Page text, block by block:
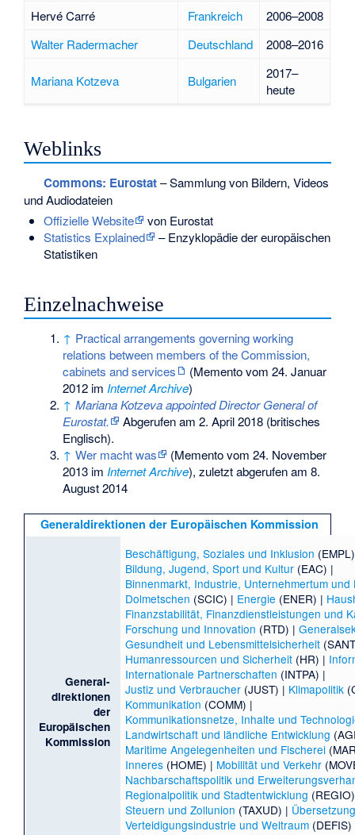
Hervé Carré Frankreich
2006–2008
Walter Radermacher
Deutschland 2008–2016
Mariana Kotzeva Bulgarien
2017–
heute
Weblinks
Commons: Eurostat– Sammlung von Bildern, Videos
und Audiodateien
Offizielle Website
von Eurostat
Statistics Explained
– Enzyklopädie der europäischen
Statistiken
Einzelnachweise
↑ Practical arrangements governing working
relations between members of the Commission,
cabinets and services
(Mementovom 24. Januar
2012 imInternet Archive)
↑ Mariana Kotzeva appointed Director General of
Eurostat.
Abgerufen am 2. April 2018 (britisches
Englisch).
↑ Wer macht was (Mementovom 24. November
2013 imInternet Archive), zuletzt abgerufen am 8.
August 2014
Generaldirektionen der Europäischen Kommission
General-
direktionen
der
Europäischen
Kommission
Beschäftigung, Soziales und Inklusion
Bildung, Jugend, Sport und Kultur(EAC) |
Binnenmarkt, Industrie, Unternehmertum und
Dolmetschen (SCIC) | Energie (ENER) |
Finanzstabilität, Finanzdienstleistungen und
Forschung und Innovation (RTD) |
Gesundheit und Lebensmittelsicherheit
Humanressourcen und Sicherheit(HR) |
Internationale Partnerschaften (INTPA) |
Justiz und Verbraucher(JUST) | Klimapolitik
Kommunikation (COMM) |
Kommunikationsnetze, Inhalte und
Landwirtschaft und ländliche Entwicklung
Maritime Angelegenheiten und Fischerei
Inneres(HOME) | Mobilität und Verkehr
Nachbarschaftspolitik und
Regionalpolitik und Stadtentwicklung
Steuern und Zollunion (TAXUD) | Übersetzung
Verteidigungsindustrie und Weltraum